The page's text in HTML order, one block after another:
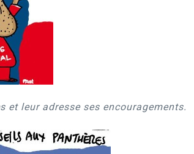
leur adresse ses encouragements.